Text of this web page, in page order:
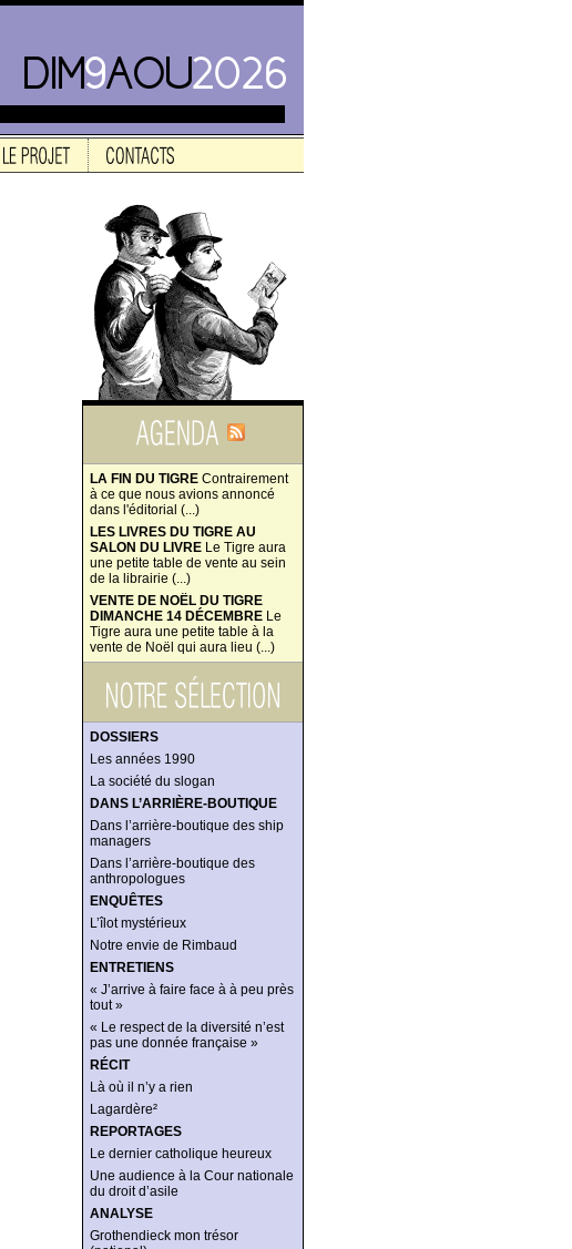
LA FIN DU TIGRE Contrairement
à ce que nous avions annoncé
dans l'éditorial (...)
LES LIVRES DU TIGRE AU
SALON DU LIVRE Le Tigre aura
une petite table de vente au sein
de la librairie (...)
VENTE DE NOËL DU TIGRE
DIMANCHE 14 DÉCEMBRE Le
Tigre aura une petite table à la
vente de Noël qui aura lieu (...)
DOSSIERS
Les années 1990
La société du slogan
DANS L’ARRIÈRE-BOUTIQUE
Dans l’arrière-boutique des ship
managers
Dans l’arrière-boutique des
anthropologues
ENQUÊTES
L’îlot mystérieux
Notre envie de Rimbaud
ENTRETIENS
« J’arrive à faire face à à peu près
tout »
« Le respect de la diversité n’est
pas une donnée française »
RÉCIT
Là où il n’y a rien
Lagardère²
REPORTAGES
Le dernier catholique heureux
Une audience à la Cour nationale
du droit d’asile
ANALYSE
Grothendieck mon trésor